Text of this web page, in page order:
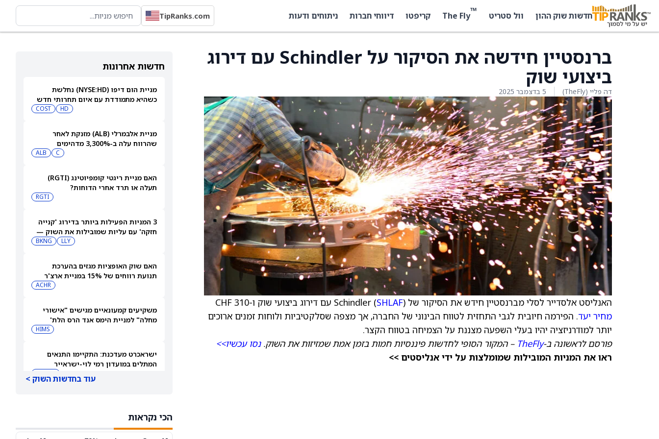
חדשות שוק ההון וול סטריט ™
The Fly קריפטו דיווחי חברות ניתוחים ודעות TipRanks.com
חדשות אחרונות
מניית הום דיפו (NYSE:HD) נחלשת
כשהיא מתמודדת עם איום תחרותי חדש
HD
COST
מניית אלבמרלי (ALB) מזנקת לאחר
שהרווח עלה ב-3,300% מדהימים
C
ALB
האם מניית ריגטי קומפיוטינג (RGTI)
תעלה או תרד אחרי הדוחות?
RGTI
3 המניות הפעילות ביותר בדירוג 'קנייה
חזקה' עם עליות שמובילות את השוק —
LLY
BKNG
האם שוק האופציות מגזים בהערכת
תנועת רווחים של 15% במניית ארצ'ר
ACHR
משקיעים קמעונאיים מגישים "אישורי
מחלה" למניית הימס אנד הרס הלת'
HIMS
ישראכרט מעדכנת: התקיימו התנאים
המתלים במועדון רמי לוי-ישראייר
עוד בחדשות השוק >
הכי נקראות
ברנסטיין חידשה את הסיקור על Schindler עם דירוג
ביצועי שוק
דה פליי (TheFly) 5 בדצמבר 2025
האנליסט אלסדייר לסלי מברנסטיין חידש את הסיקור של Schindler ( SHLAF) עם דירוג ביצועי שוק ו-CHF 310
מחיר יעד. הפירמה חיובית לגבי התחזית לטווח הבינוני של החברה, אך מצפה שסלקטיביות ולוחות זמנים ארוכים
יותר למודרניזציה יהיו בעלי השפעה מצננת על הצמיחה בטווח הקצר.
פורסם לראשונה ב-TheFly – המקור הסופי לחדשות פיננסיות חמות בזמן אמת שמזיזות את השוק.נסו עכשיו>>
ראו את המניות המובילות שמומלצות על ידי אנליסטים >>